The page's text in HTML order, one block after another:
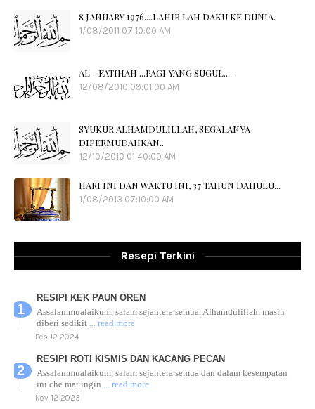
8 JANUARY 1976....LAHIR LAH DAKU KE DUNIA.
1/08/2011 07:10:00 AM
AL - FATIHAH ...PAGI YANG SUGUL....
12/08/2010 09:01:00 AM
SYUKUR ALHAMDULILLAH, SEGALANYA
DIPERMUDAHKAN..
12/10/2010 01:40:00 AM
HARI INI DAN WAKTU INI, 37 TAHUN DAHULU...
1/08/2013 07:10:00 AM
Resepi Terkini
RESIPI KEK PAUN OREN
Assalammualaikum, salam sejahtera semua. Alhamdulillah, masih
diberi sedikit ... read more
Feb 12 2024
RESIPI ROTI KISMIS DAN KACANG PECAN
Assalammualaikum, salam sejahtera semua dan dalam kesempatan
ini che mat ingin ... read more
Nov 12 2023